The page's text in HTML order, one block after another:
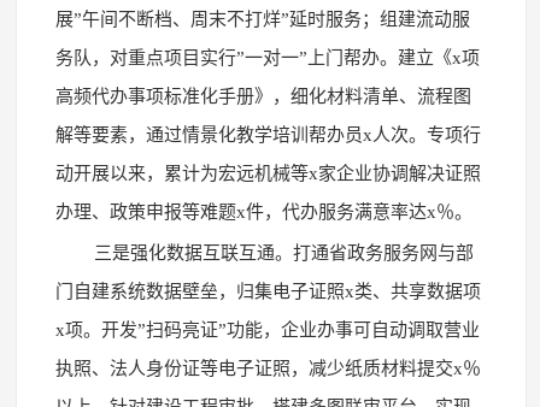
展”午间不断档、周末不打烊”延时服务；组建流动服
务队，对重点项目实行”一对一”上门帮办。建立《x项
高频代办事项标准化手册》，细化材料清单、流程图
解等要素，通过情景化教学培训帮办员x人次。专项行
动开展以来，累计为宏远机械等x家企业协调解决证照
办理、政策申报等难题x件，代办服务满意率达x％。
三是强化数据互联互通。打通省政务服务网与部
门自建系统数据壁垒，归集电子证照x类、共享数据项
x项。开发”扫码亮证”功能，企业办事可自动调取营业
执照、法人身份证等电子证照，减少纸质材料提交x％